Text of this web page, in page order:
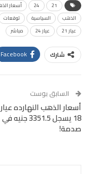
21
24 أسعار
الذهب
السياسية توقعات
عيار 21
عيار 24 مباشر
شارك Facebook
Tumblr
البريد الإلكتروني
Digg
LINE
السابق بوست
أسعار الذهب النهارده عيار
18 يسجل 3351.5 جنيه في
صدمة!